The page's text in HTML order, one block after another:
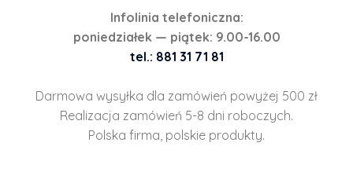
Infolinia telefoniczna:
poniedziałek — piątek: 9.00-16.00
tel.: 881 31 71 81
Darmowa wysyłka dla zamówień powyżej 500 zł
Realizacja zamówień 5-8 dni roboczych.
Polska firma, polskie produkty.